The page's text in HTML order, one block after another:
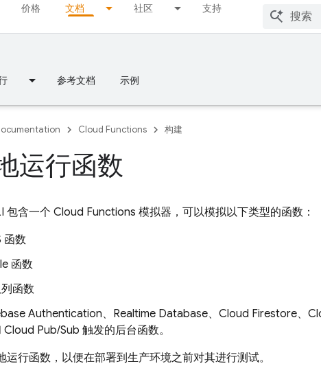
价格 文档 社区 支持
参考文档 示例
Cloud Functions 构建
运行函数
包含一个 Cloud Functions 模拟器，可以模拟以下类型的函数：
函数
函数
函数
Authentication、 Realtime Database、 Cloud Firestore、
Cloud Pub/Sub 触发的后台函数。
运行函数，以便在部署到生产环境之前对其进行测试。